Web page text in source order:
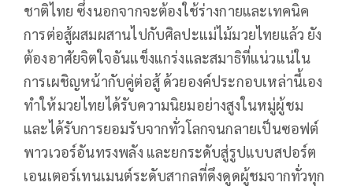
ชาติไทย ซึ่งนอกจากจะต้องใช้ร่างกายและเทคนิค
การต่อสู้ผสมผสานไปกับศิลปะแม่ไม้มวยไทยแล้ว ยัง
ต้องอาศัยจิตใจอันแข็งแกร่งและสมาธิที่แน่วแน่ใน
การเผชิญหน้ากับคู่ต่อสู้ ด้วยองค์ประกอบเหล่านี้เอง
ทำให้มวยไทยได้รับความนิยมอย่างสูงในหมู่ผู้ชม
และได้รับการยอมรับจากทั่วโลกจนกลายเป็นซอฟต์
พาวเวอร์อันทรงพลัง และยกระดับสู่รูปแบบสปอร์ต
เอนเตอร์เทนเมนต์ระดับสากลที่ดึงดูดผู้ชมจากทั่วทุก